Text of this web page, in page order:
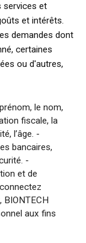
services et
et intérêts.
demandes dont
certaines
ou d'autres,
le nom,
fiscale, la
l’âge. -
bancaires,
-
et de
aux fins